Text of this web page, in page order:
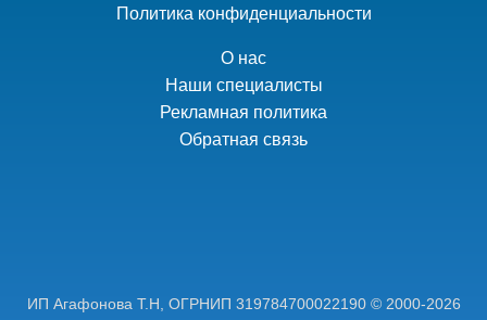
Политика конфиденциальности
О нас
Наши специалисты
Рекламная политика
Обратная связь
ИП Агафонова Т.Н, ОГРНИП 319784700022190 © 2000-2026